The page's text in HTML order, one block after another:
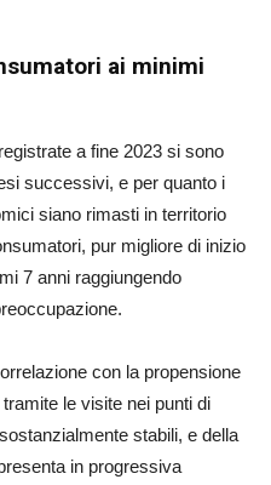
ai minimi
a fine 2023 si sono
successivi, e per quanto i
siano rimasti in territorio
pur migliore di inizio
7 anni raggiungendo
con la propensione
le visite nei punti di
stabili, e della
in progressiva